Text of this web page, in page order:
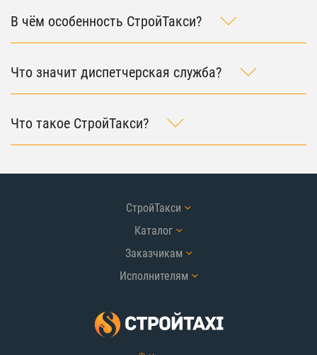
В чём особенность СтройТакси?
Что значит диспетчерская служба?
Что такое СтройТакси?
СтройТакси
Каталог
Заказчикам
Исполнителям